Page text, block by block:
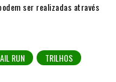
ser realizadas através
RUN TRILHOS